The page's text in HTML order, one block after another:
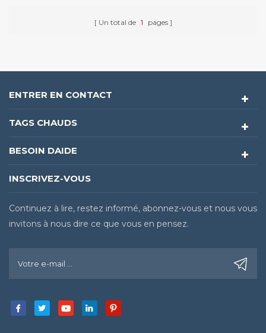
Un total de 1 pages
ENTRER EN CONTACT
TAGS CHAUDS
BESOIN DAIDE
INSCRIVEZ-VOUS
Continuez à lire, restez informé, abonnez-vous et nous vous
invitons à nous dire ce que vous en pensez.